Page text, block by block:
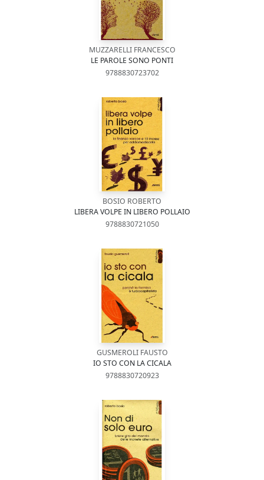
MUZZARELLI FRANCESCO
LE PAROLE SONO PONTI
9788830723702
BOSIO ROBERTO
LIBERA VOLPE IN LIBERO POLLAIO
9788830721050
GUSMEROLI FAUSTO
IO STO CON LA CICALA
9788830720923